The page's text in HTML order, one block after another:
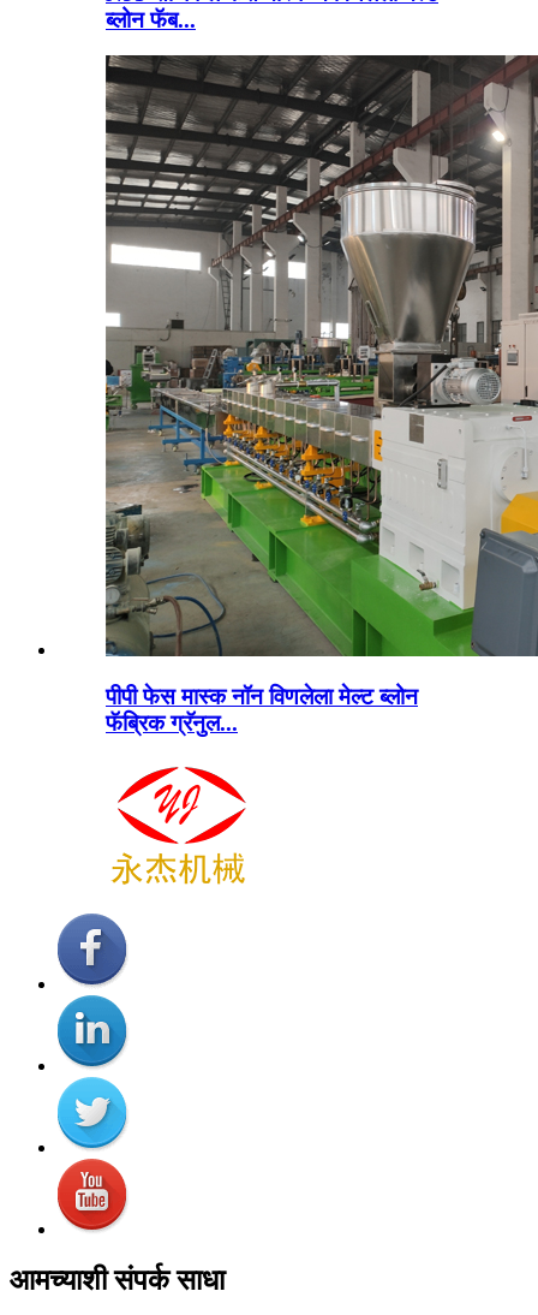
ब्लोन फॅब...
पीपी फेस मास्क नॉन विणलेला मेल्ट ब्लोन
फॅब्रिक ग्रॅनुल...
आमच्याशी संपर्क साधा